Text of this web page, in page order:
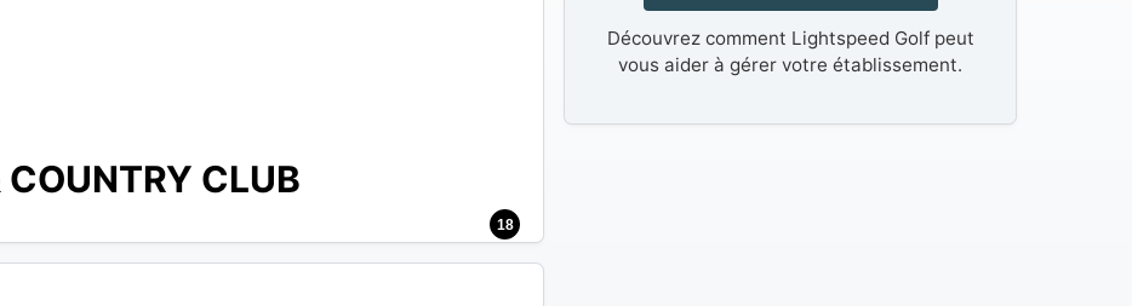
18
COUNTRY CLUB
Découvrez comment Lightspeed Golf peut
vous aider à gérer votre établissement.